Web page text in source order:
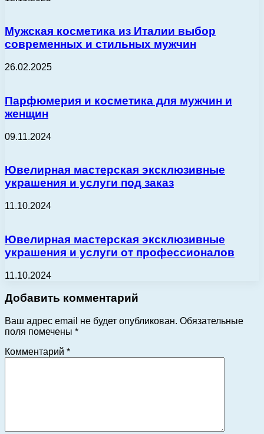
Мужская косметика из Италии выбор
современных и стильных мужчин
26.02.2025
Парфюмерия и косметика для мужчин и
женщин
09.11.2024
Ювелирная мастерская эксклюзивные
украшения и услуги под заказ
11.10.2024
Ювелирная мастерская эксклюзивные
украшения и услуги от профессионалов
11.10.2024
Добавить комментарий
Ваш адрес email не будет опубликован. Обязательные
поля помечены *
Комментарий *